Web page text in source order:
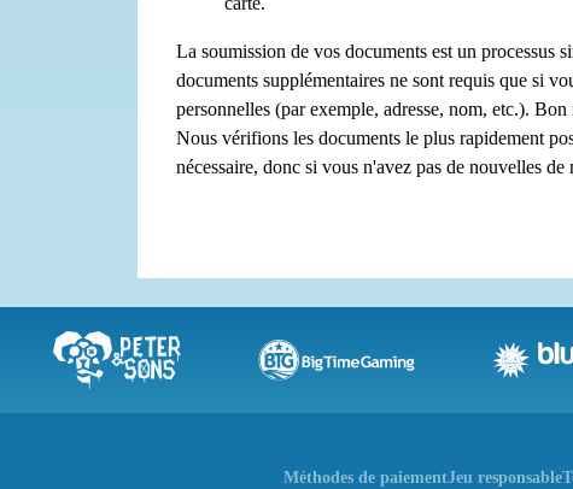
La soumission de vos documents est un processus
documents supplémentaires ne sont requis que si
personnelles (par exemple, adresse, nom, etc.). Bon
Nous vérifions les documents le plus rapidement
nécessaire, donc si vous n'avez pas de nouvelles
Méthodes de paiementJeu responsable